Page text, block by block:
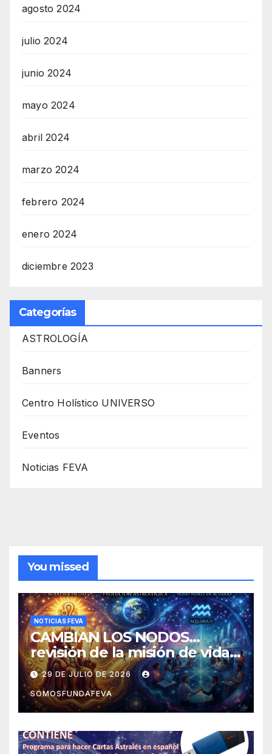
agosto 2024
julio 2024
junio 2024
mayo 2024
abril 2024
marzo 2024
febrero 2024
enero 2024
diciembre 2023
Categorías
ASTROLOGÍA
Banners
Centro Holístico UNIVERSO
Eventos
Noticias FEVA
You missed
NOTICIAS FEVA
CAMBIAN LOS NODOS…
revisión de la misión de vida y
experiencias
29 DE JULIO DE 2026
SOMOSFUNDAFEVA